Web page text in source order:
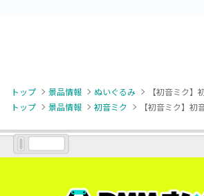
トップ 景品情報 ぬいぐるみ
トップ
景品情報 初音ミク